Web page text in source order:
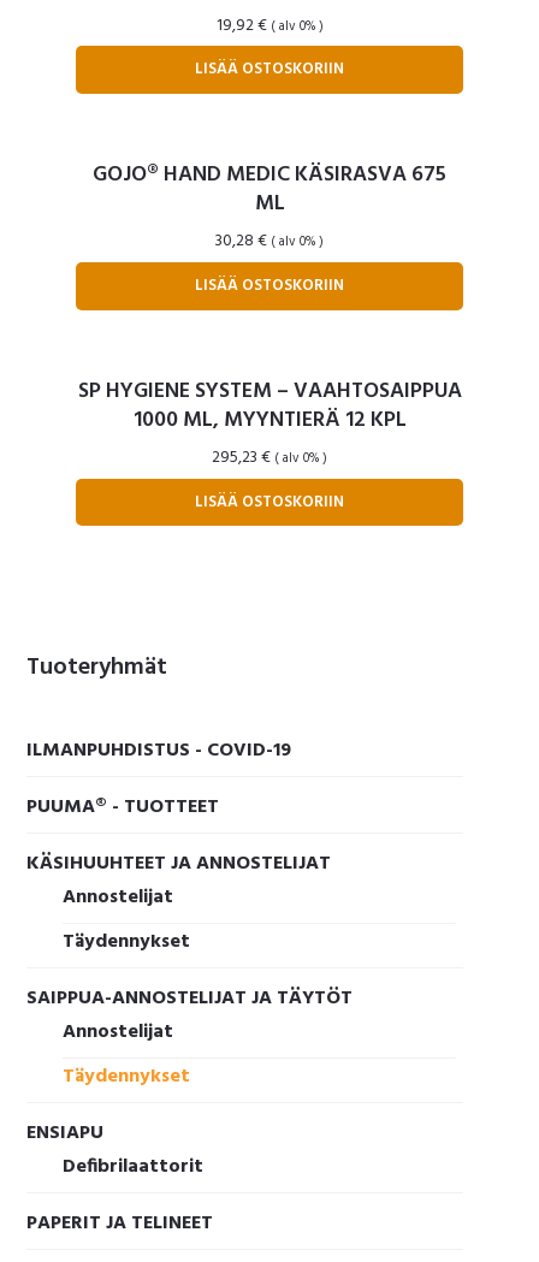
19,92€ ( alv 0% )
LISÄÄ OSTOSKORIIN
GOJO® HAND MEDIC KÄSIRASVA 675
ML
30,28€ ( alv 0% )
LISÄÄ OSTOSKORIIN
SP HYGIENE SYSTEM – VAAHTOSAIPPUA
1000 ML, MYYNTIERÄ 12 KPL
295,23€ ( alv 0% )
LISÄÄ OSTOSKORIIN
Ensisijainen
Tuoteryhmät
ILMANPUHDISTUS - COVID-19
PUUMA® - TUOTTEET
KÄSIHUUHTEET JA ANNOSTELIJAT
Annostelijat
Täydennykset
SAIPPUA-ANNOSTELIJAT JA TÄYTÖT
Annostelijat
Täydennykset
ENSIAPU
Defibrilaattorit
PAPERIT JA TELINEET